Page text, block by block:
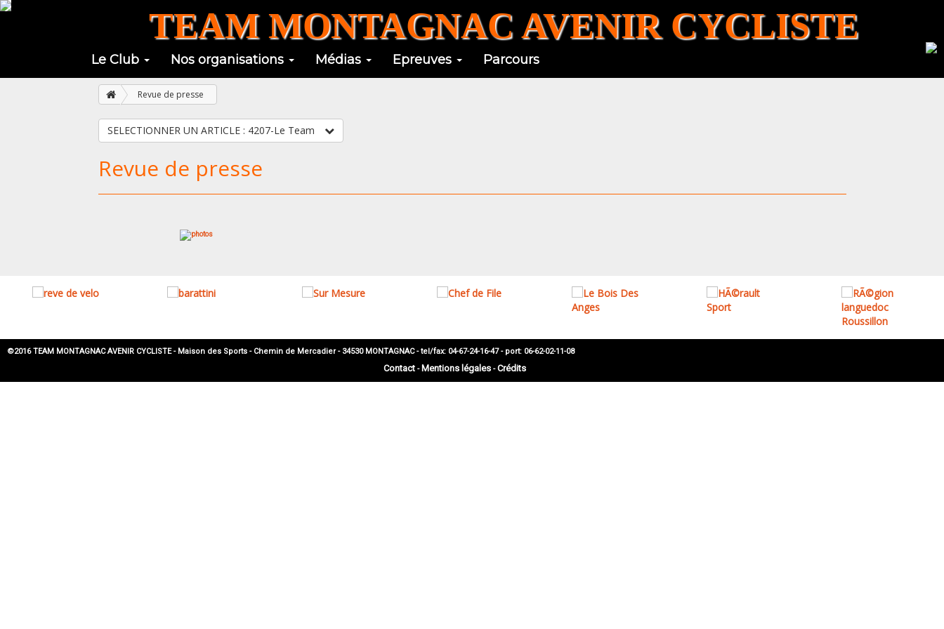
TEAM MONTAGNAC AVENIR CYCLISTE
Le Club Nos organisations Médias Epreuves Parcours
Revue de presse
SELECTIONNER UN ARTICLE : 4207-Le Team
Revue de presse
©2016 TEAM MONTAGNAC AVENIR CYCLISTE - Maison des Sports - Chemin de Mercadier - 34530 MONTAGNAC - tel/fax: 04-67-24-16-47 - port: 06-62-02-11-08
Contact- Mentions légales-Crédits